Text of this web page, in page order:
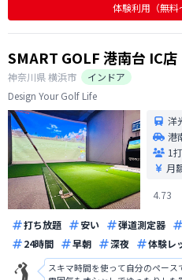
体験利用（無料
SMART GOLF 港南台 IC店
神奈川県横浜市
インドア
Design Your Golf Life
洋
港
1
月
4.73
打ち放題 安い 弾道測定器
24時間
早朝 深夜 体験レ
スキマ時間を使って自分のペー